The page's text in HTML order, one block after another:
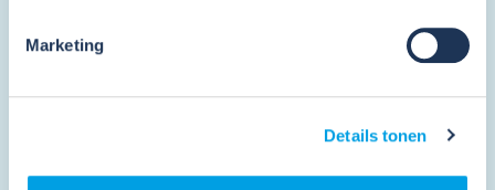
Marketing
Details tonen
Toestemming
Ik ga akkoord met deprivacy voorwaardenen